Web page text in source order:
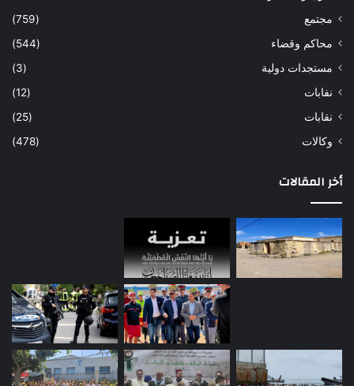
مجتمع
(759)
محاكم وقضاء
(544)
مستجدات دولية
(3)
نفابات
(12)
نقابات
(25)
وكالات
(478)
أخر المقالات